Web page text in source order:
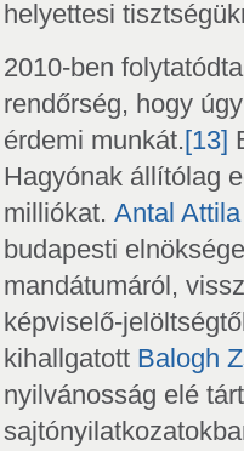
helyettesi
2010-ben
rendőrség, hogy
érdemi munkát. [13]
Hagyónak állítólag
milliókat. Antal Attila
budapesti
mandátumáról,
képviselő-
kihallgatott Balogh
nyilvánosság elé